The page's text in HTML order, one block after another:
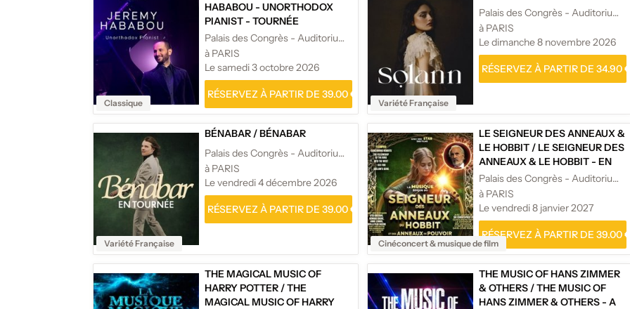
Classique
HABABOU - UNORTHODOX
PIANIST - TOURNÉE
Palais des Congrès - Auditorium Maurice Ravel
à PARIS
Le samedi 3 octobre 2026
RÉSERVEZ À PARTIR DE 39.00 €
Variété Française
Palais des Congrès - Auditorium Maurice Ravel
à PARIS
Le dimanche 8 novembre 2026
RÉSERVEZ À PARTIR DE 34.90
Variété Française
BÉNABAR /BÉNABAR
Palais des Congrès - Auditorium Maurice Ravel
à PARIS
Le vendredi 4 décembre 2026
RÉSERVEZ À PARTIR DE 39.00 €
Cinéconcert & musique de film
LE SEIGNEUR DES ANNEAUX &
LE HOBBIT /LE SEIGNEUR DES
ANNEAUX & LE HOBBIT - EN
CONCERT
Palais des Congrès - Auditorium Maurice Ravel
à PARIS
Le vendredi 8 janvier 2027
RÉSERVEZ À PARTIR DE 39.00
THE MAGICAL MUSIC OF
HARRY POTTER /THE
MAGICAL MUSIC OF HARRY
THE MUSIC OF HANS ZIMMER
& OTHERS /THE MUSIC OF
HANS ZIMMER & OTHERS - A